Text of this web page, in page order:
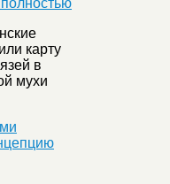
карту
в
мухи